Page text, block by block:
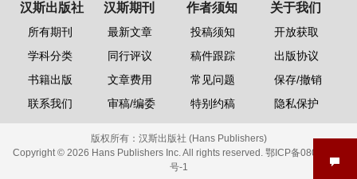
汉斯出版社
所有期刊
学科分类
书籍出版
联系我们
汉斯期刊
最新文章
同行评议
文章费用
审稿/编委
作者须知
投稿须知
稿件跟踪
常见问题
特别约稿
关于我们
开放获取
出版协议
保存/撤销
隐私保护
版权所有： 汉斯出版社 (Hans Publishers)
Copyright © 2026 Hans Publishers Inc. All rights reserved. 鄂ICP备08006613
号-1